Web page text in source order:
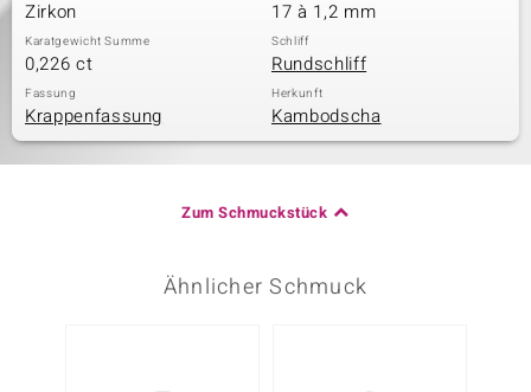
Zirkon 17 à 1,2 mm
Karatgewicht Summe
0,226 ct
Schliff
Rundschliff
Fassung
Krappenfassung
Herkunft
Kambodscha
Zum Schmuckstück
Ähnlicher Schmuck